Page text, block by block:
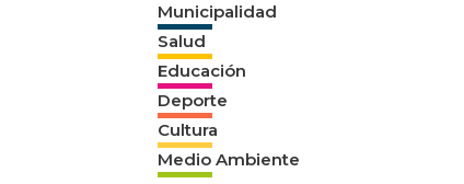
Municipalidad
Salud
Educación
Deporte
Cultura
Medio Ambiente